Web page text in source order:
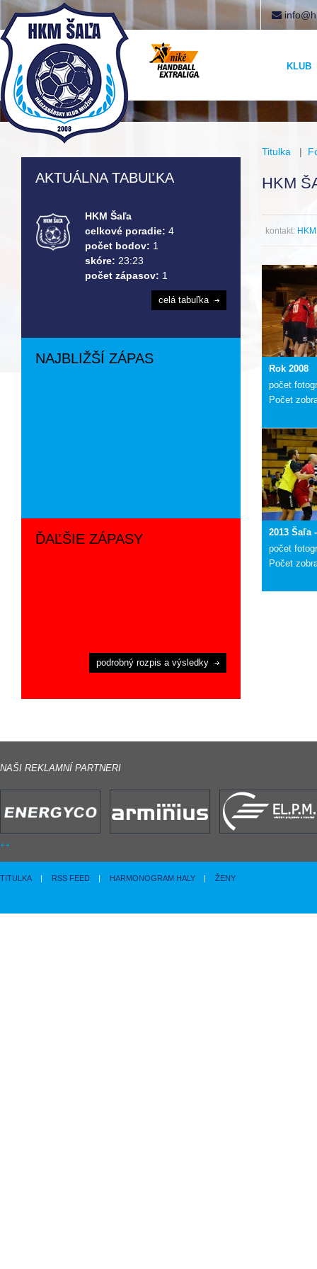
KLUB
Titulka |
HKM
kontakt:
Rok 2008
počet
Počet
2013 Šaľa
počet
Počet
AKTUÁLNA TABUĽKA
HKM Šaľa
celkové poradie: 4
počet bodov: 1
skóre: 23:23
počet zápasov: 1
celá tabuľka
NAJBLIŽŠÍ ZÁPAS
ĎAĽŠIE ZÁPASY
podrobný rozpis a výsledky
NAŠI REKLAMNÍ PARTNERI
TITULKA RSS FEED HARMONOGRAM HALY ŽENY